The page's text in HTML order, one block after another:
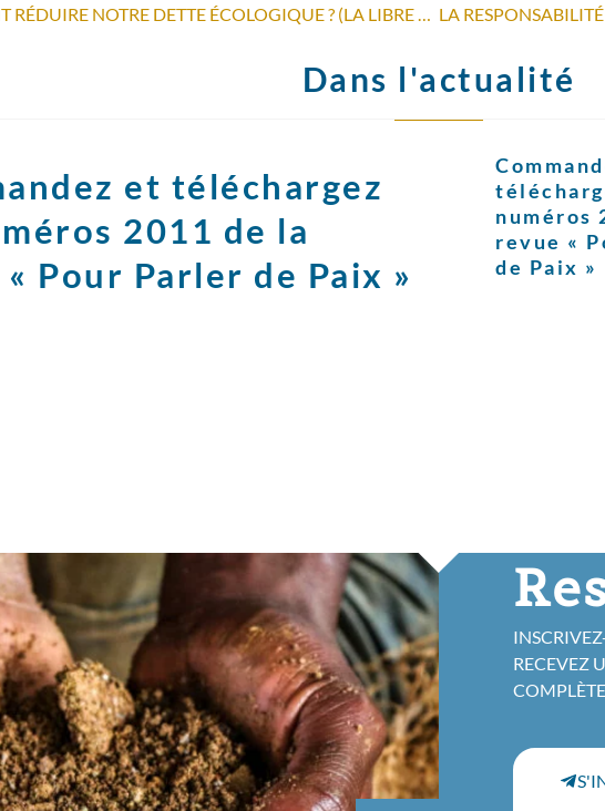
Dans l'actualité
et téléchargez
2011 de la
Pour Parler de Paix »
numéros
revue «
de Paix »
RECEVEZ